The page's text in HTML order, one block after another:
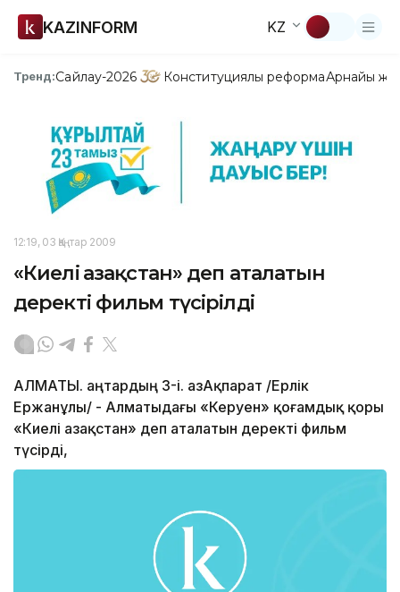
KAZINFORM KZ
Тренд:Сайлау-2026 Конституциялық реформаАрнайы
12:19, 03 Қаңтар 2009
«Киелі Қазақстан» деп аталатын
деректі фильм түсірілді
АЛМАТЫ. Қаңтардың 3-і. ҚазАқпарат /Ерлік
Ержанұлы/ - Алматыдағы «Керуен» қоғамдық қоры
«Киелі Қазақстан» деп аталатын деректі фильм
түсірді,